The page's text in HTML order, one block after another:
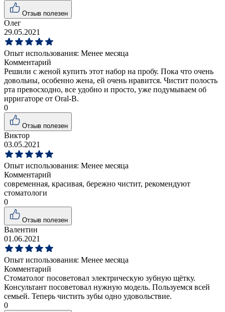
Отзыв полезен
Олег
29.05.2021
Опыт использования: Менее месяца
Комментарий
Решили с женой купить этот набор на пробу. Пока что очень
довольны, особенно жена, ей очень нравится. Чистит полость
рта превосходно, все удобно и просто, уже подумываем об
ирригаторе от Oral-B.
0
Отзыв полезен
Виктор
03.05.2021
Опыт использования: Менее месяца
Комментарий
современная, красивая, бережно чистит, рекомендуют
стоматологи
0
Отзыв полезен
Валентин
01.06.2021
Опыт использования: Менее месяца
Комментарий
Стоматолог посоветовал электрическую зубную щётку.
Консультант посоветовал нужную модель. Пользуемся всей
семьей. Теперь чистить зубы одно удовольствие.
0